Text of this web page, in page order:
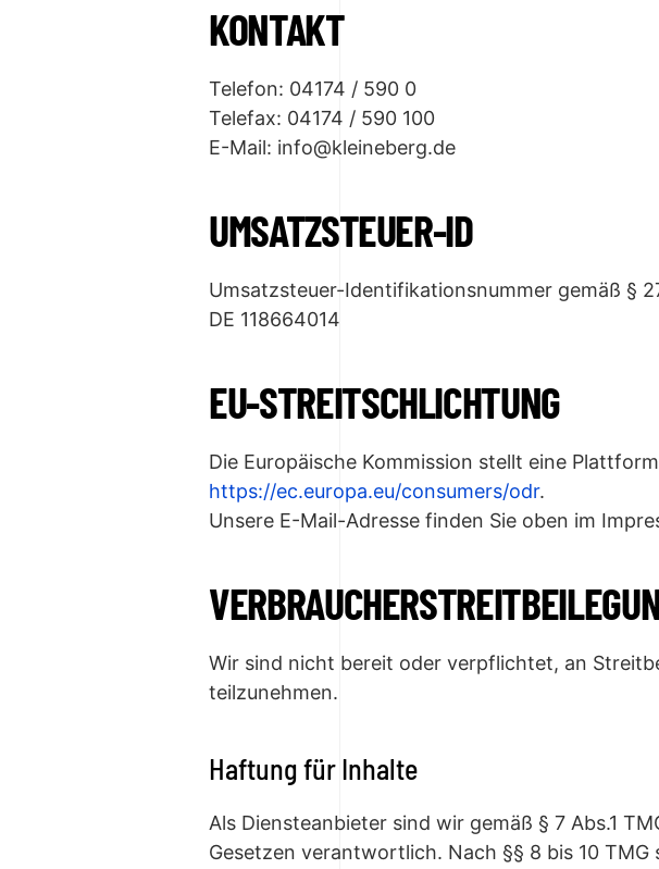
KONTAKT
Telefon: 04174 / 590 0
Telefax: 04174 / 590 100
E-Mail: info@kleineberg.de
UMSATZSTEUER-ID
Umsatzsteuer-Identifikationsnummer gemäß §
DE 118664014
EU-STREITSCHLICHTUNG
Die Europäische Kommission stellt eine
https://ec.europa.eu/consumers/odr.
Unsere E-Mail-Adresse finden Sie oben im
Wir sind nicht bereit oder verpflichtet, an
teilzunehmen.
Haftung für Inhalte
Als Diensteanbieter sind wir gemäß § 7 Abs.1
Gesetzen verantwortlich. Nach §§ 8 bis 10